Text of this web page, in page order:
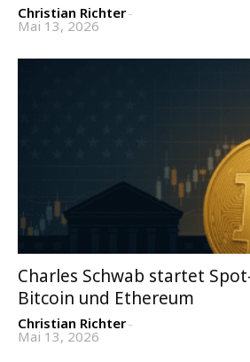
Christian Richter-
Mai 13, 2026
Charles Schwab startet
Bitcoin und Ethereum
Christian Richter-
Mai 13, 2026